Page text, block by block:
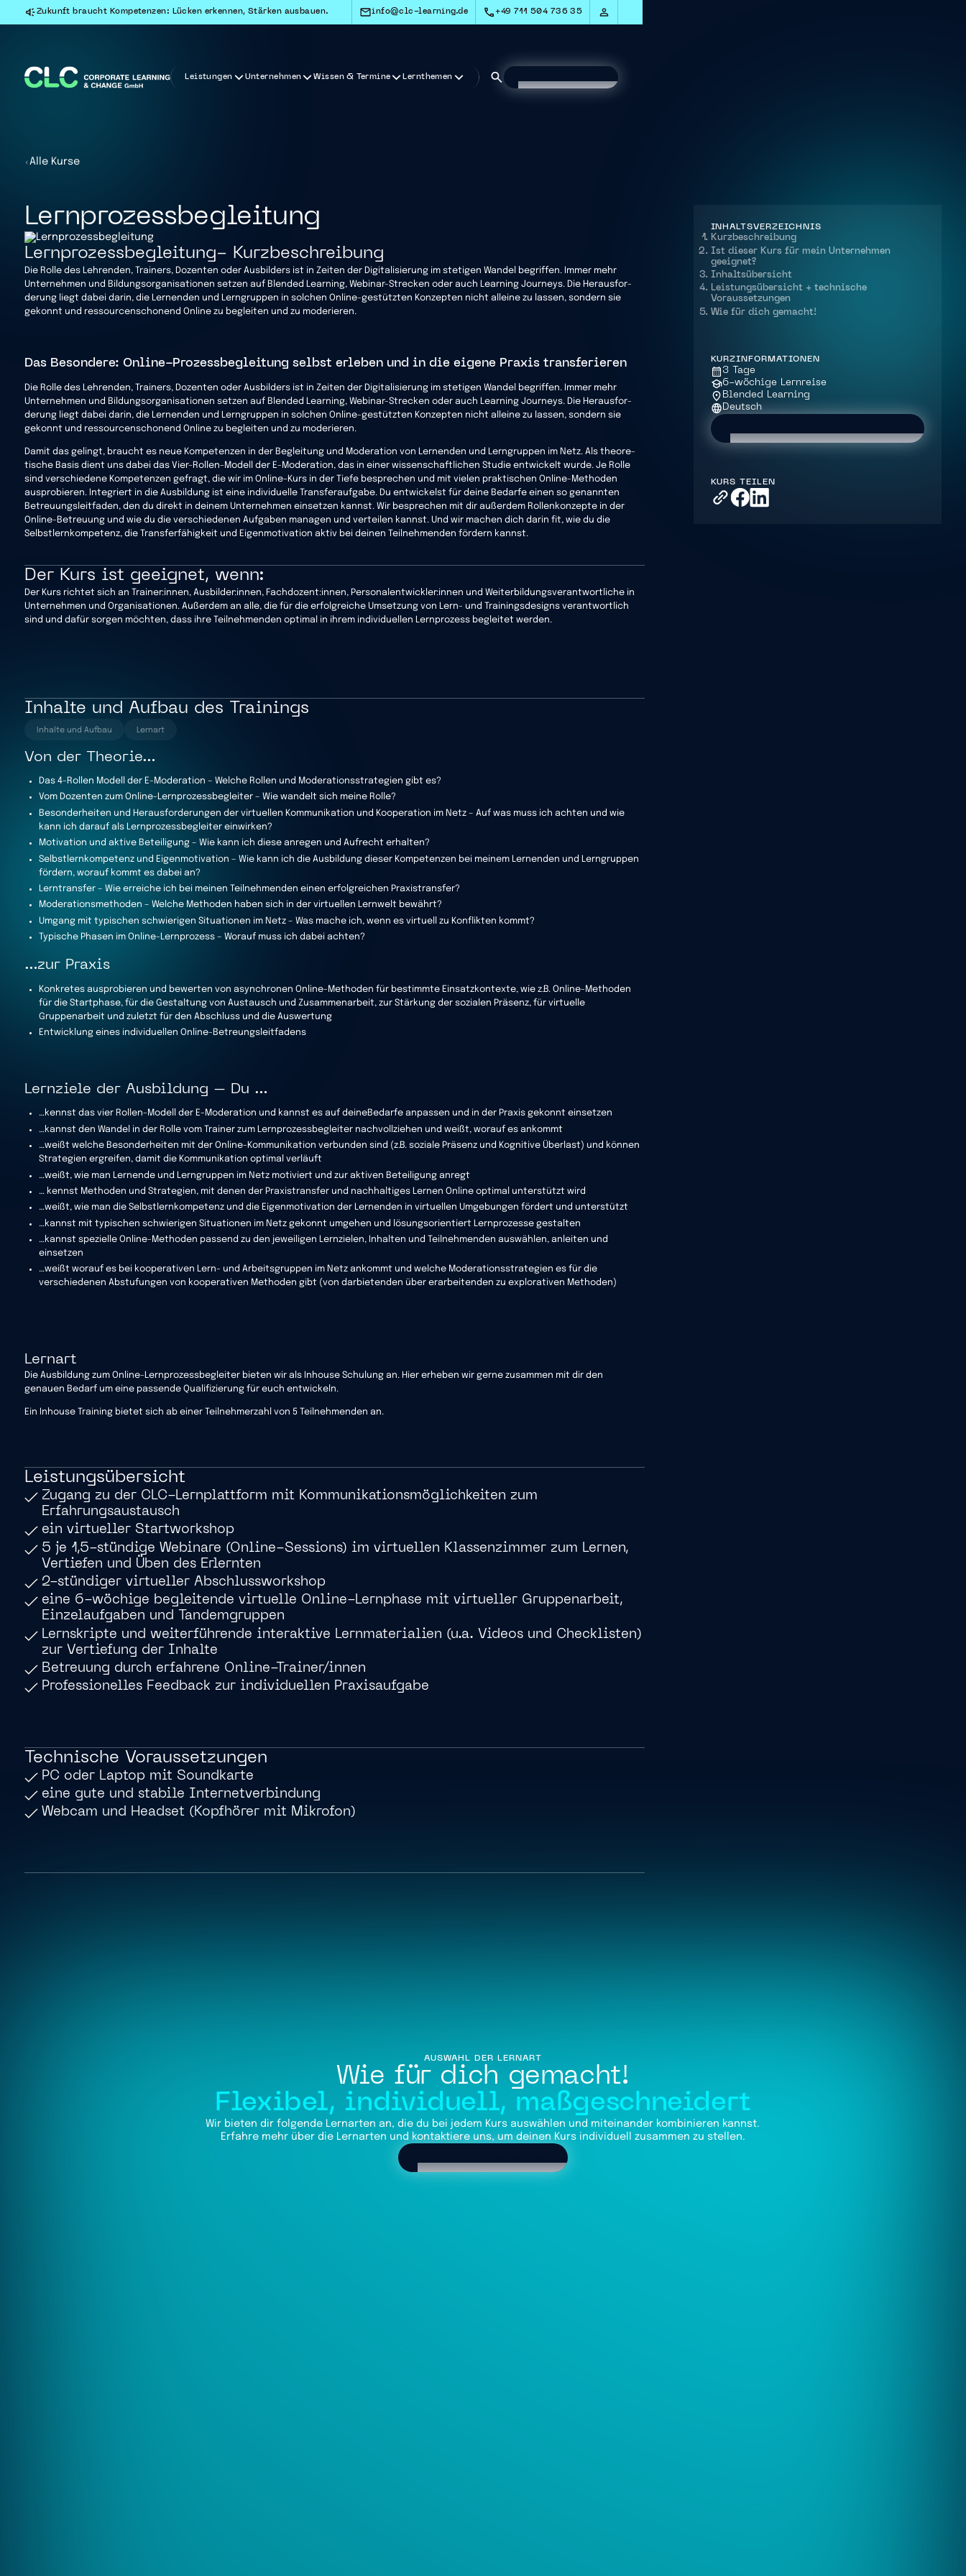
Zukunft braucht Kompetenzen: Lücken erkennen, Stärken ausbauen. info@clc-learning.de +49 711 504 736 35
Leistungen Unternehmen Wissen & Termine Lernthemen
Alle Kurse
Lernprozessbegleitung
Lernprozessbegleitung- Kurzbeschreibung
Die Rolle des Lehrenden, Trainers, Dozenten oder Ausbilders ist in Zeiten der Digita­li­sierung im stetigen Wandel begriffen. Immer mehr
Unter­nehmen und Bildungs­or­ga­ni­sa­tionen setzen auf Blended Learning, Webinar-Strecken oder auch Learning Journeys. Die Heraus­for­
derung liegt dabei darin, die Lernenden und Lerngruppen in solchen Online-gestützten Konzepten nicht alleine zu lassen, sondern sie
gekonnt und ressourcenschonend Online zu begleiten und zu moderieren.
Das Besondere: Online-Prozessbegleitung selbst erleben und in die eigene Praxis transferieren
Die Rolle des Lehrenden, Trainers, Dozenten oder Ausbilders ist in Zeiten der Digita­li­sierung im stetigen Wandel begriffen. Immer mehr
Unter­nehmen und Bildungs­or­ga­ni­sa­tionen setzen auf Blended Learning, Webinar-Strecken oder auch Learning Journeys. Die Heraus­for­
derung liegt dabei darin, die Lernenden und Lerngruppen in solchen Online-gestützten Konzepten nicht alleine zu lassen, sondern sie
gekonnt und ressourcenschonend Online zu begleiten und zu moderieren.
Damit das gelingt, braucht es neue Kompe­tenzen in der Begleitung und Moderation von Lernenden und Lerngruppen im Netz. Als theore­
tische Basis dient uns dabei das Vier-Rollen-Modell der E-Moderation, das in einer wissenschaftlichen Studie entwickelt wurde. Je Rolle
sind verschiedene Kompe­tenzen gefragt, die wir im Online-Kurs in der Tiefe besprechen und mit vielen praktischen Online-Methoden
ausprobieren. Integriert in die Ausbildung ist eine individuelle Transferaufgabe. Du entwickelst für deine Bedarfe einen so genannten
Betreuungsleitfaden, den du direkt in deinem Unternehmen einsetzen kannst. Wir besprechen mit dir außerdem Rollenkonzepte in der
Online-Betreuung und wie du die verschiedenen Aufgaben managen und verteilen kannst. Und wir machen dich darin fit, wie du die
Selbstlernkompetenz, die Transferfähigkeit und Eigenmotivation aktiv bei deinen Teilnehmenden fördern kannst.
Der Kurs ist geeignet, wenn:
Der Kurs richtet sich an Trainer:innen, Ausbilder:innen, Fachdozent:innen, Personalentwickler:innen und Weiterbildungsverantwortliche in
Unternehmen und Organisationen. Außerdem an alle, die für die erfolgreiche Umsetzung von Lern- und Trainingsdesigns verantwortlich
sind und dafür sorgen möchten, dass ihre Teilnehmenden optimal in ihrem individuellen Lernprozess begleitet werden.
Inhalte und Aufbau des Trainings
Inhalte und Aufbau Lernart
Von der Theorie…
Das 4-Rollen Modell der E-Moderation – Welche Rollen und Moderationsstrategien gibt es?
Vom Dozenten zum Online-Lernprozessbegleiter – Wie wandelt sich meine Rolle?
Besonderheiten und Herausforderungen der virtuellen Kommunikation und Kooperation im Netz – Auf was muss ich achten und wie
kann ich darauf als Lernprozessbegleiter einwirken?
Motivation und aktive Beteiligung – Wie kann ich diese anregen und Aufrecht erhalten?
Selbstlernkompetenz und Eigenmotivation – Wie kann ich die Ausbildung dieser Kompetenzen bei meinem Lernenden und Lerngruppen
fördern, worauf kommt es dabei an?
Lerntransfer – Wie erreiche ich bei meinen Teilnehmenden einen erfolgreichen Praxistransfer?
Moderationsmethoden – Welche Methoden haben sich in der virtuellen Lernwelt bewährt?
Umgang mit typischen schwierigen Situationen im Netz – Was mache ich, wenn es virtuell zu Konflikten kommt?
Typische Phasen im Online-Lernprozess – Worauf muss ich dabei achten?
…zur Praxis
Konkretes ausprobieren und bewerten von asynchronen Online-Methoden für bestimmte Einsatzkontexte, wie z.B. Online-Methoden
für die Startphase, für die Gestaltung von Austausch und Zusammenarbeit, zur Stärkung der sozialen Präsenz, für virtuelle
Gruppenarbeit und zuletzt für den Abschluss und die Auswertung
Entwicklung eines individuellen Online-Betreungsleitfadens
Lernziele der Ausbildung – Du …
…kennst das vier Rollen-Modell der E-Moderation und kannst es auf deineBedarfe anpassen und in der Praxis gekonnt einsetzen
…kannst den Wandel in der Rolle vom Trainer zum Lernprozessbegleiter nachvollziehen und weißt, worauf es ankommt
…weißt welche Besonderheiten mit der Online-Kommunikation verbunden sind (z.B. soziale Präsenz und Kognitive Überlast) und können
Strategien ergreifen, damit die Kommunikation optimal verläuft
…weißt, wie man Lernende und Lerngruppen im Netz motiviert und zur aktiven Beteiligung anregt
… kennst Methoden und Strategien, mit denen der Praxistransfer und nachhaltiges Lernen Online optimal unterstützt wird
…weißt, wie man die Selbstlernkompetenz und die Eigenmotivation der Lernenden in virtuellen Umgebungen fördert und unterstützt
…kannst mit typischen schwierigen Situationen im Netz gekonnt umgehen und lösungsorientiert Lernprozesse gestalten
…kannst spezielle Online-Methoden passend zu den jeweiligen Lernzielen, Inhalten und Teilnehmenden auswählen, anleiten und
einsetzen
…weißt worauf es bei kooperativen Lern- und Arbeitsgruppen im Netz ankommt und welche Moderationsstrategien es für die
verschiedenen Abstufungen von kooperativen Methoden gibt (von darbietenden über erarbeitenden zu explorativen Methoden)
Lernart
Die Ausbildung zum Online-Lernprozessbegleiter bieten wir als Inhouse Schulung an. Hier erheben wir gerne zusammen mit dir den
genauen Bedarf um eine passende Qualifizierung für euch entwickeln.
Ein Inhouse Training bietet sich ab einer Teilnehmerzahl von 5 Teilnehmenden an.
Leistungsübersicht
Zugang zu der CLC-Lernplattform mit Kommunikationsmöglichkeiten zum
Erfahrungsaustausch
ein virtueller Startworkshop
5 je 1,5-stündige Webinare (Online-Sessions) im virtuellen Klassenzimmer zum Lernen,
Vertiefen und Üben des Erlernten
2-stündiger virtueller Abschlussworkshop
eine 6-wöchige begleitende virtuelle Online-Lernphase mit virtueller Gruppenarbeit,
Einzelaufgaben und Tandemgruppen
Lernskripte und weiterführende interaktive Lernmaterialien (u.a. Videos und Checklisten)
zur Vertiefung der Inhalte
Betreuung durch erfahrene Online-Trainer/innen
Professionelles Feedback zur individuellen Praxisaufgabe
Technische Voraussetzungen
PC oder Laptop mit Soundkarte
eine gute und stabile Internetverbindung
Webcam und Headset (Kopfhörer mit Mikrofon)
INHALTSVERZEICHNIS
Kurzbeschreibung
Ist dieser Kurs für mein Unternehmen
geeignet?
Inhaltsübersicht
Leistungsübersicht + technische
Voraussetzungen
Wie für dich gemacht!
KURZINFORMATIONEN
3 Tage
6-wöchige Lernreise
Blended Learning
Deutsch
KURS TEILEN
AUSWAHL DER LERNART
Wie für dich gemacht!
Flexibel, individuell, maßgeschneidert
Wir bieten dir folgende Lernarten an, die du bei jedem Kurs auswählen und miteinander kombinieren kannst.
Erfahre mehr über die Lernarten und kontaktiere uns, um deinen Kurs individuell zusammen zu stellen.